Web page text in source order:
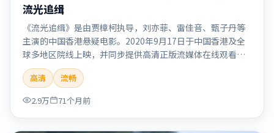
流光追缉
《流光追缉》是由贾樟柯执导，刘亦菲、雷佳音、甄子丹等
主演的中国香港悬疑电影。2020年9月17日于中国香港及全
球多地区院线上映，并同步提供高清正版流媒体在线观看。
剧情与看点：悬念层层推进，线索相互勾连，结局出人意
料，适合推理爱好者。本片适合检索「流光追缉」「贾樟
柯」「悬疑」「中国香港」「2020」「2020-09-17上映」等
关键词的影迷阅读简介与主创信息。
高清
流畅
2.9万
71个月前